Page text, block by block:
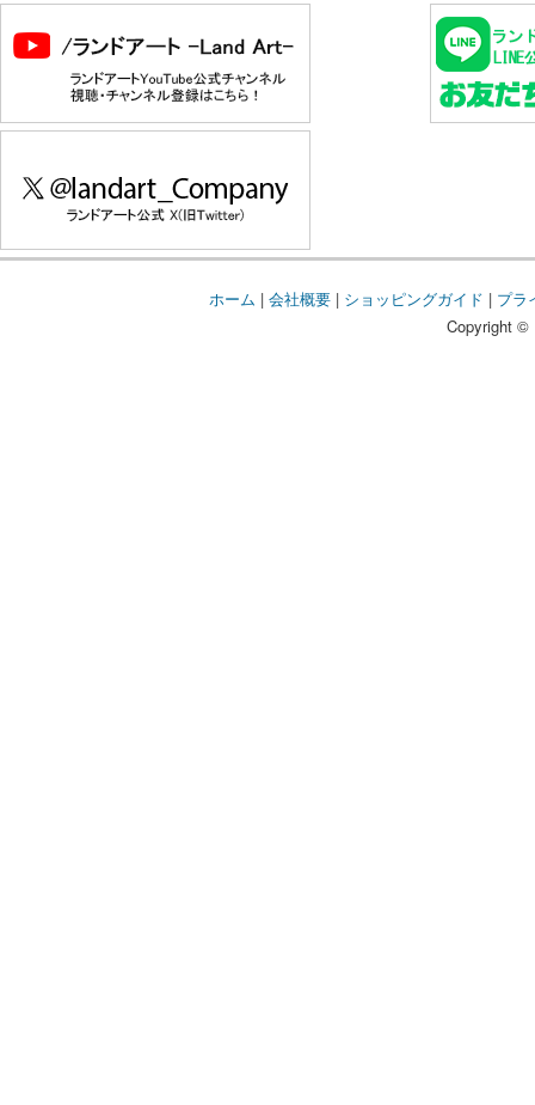
ホーム | 会社概要| ショッピングガイド | プラ
Copyright ©